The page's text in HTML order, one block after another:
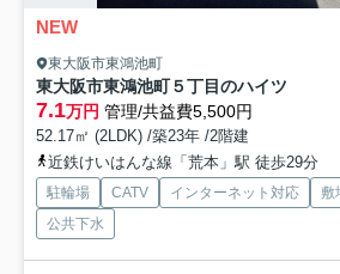
NEW
東大阪市東鴻池町
東大阪市東鴻池町５丁目のハイツ
7.1万円 管理/共益費5,500円
52.17㎡ (2LDK) /築23年 /2階建
近鉄けいはんな線「荒本」駅 徒歩29分
駐輪場 CATV インターネット対応
敷
公共下水